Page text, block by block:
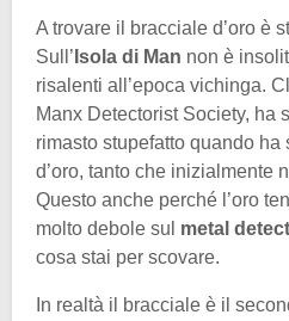
A trovare il bracciale d’oro è
Sull’ Isola di Man non è
risalenti all’epoca vichinga.
Manx Detectorist Society, ha
rimasto stupefatto quando
d’oro, tanto che inizialmente
Questo anche perché l’oro
molto debole sul metal
cosa stai per scovare.
In realtà il bracciale è il